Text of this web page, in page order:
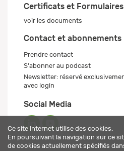
Certificats et Formulaires
voir les documents
Contact et abonnements
Prendre contact
S'abonner au podcast
Newsletter: réservé
avec login
Social Media
Ce site Internet utilise des cookies.
En poursuivant la navigation sur ce
de cookies actuellement spécifiés